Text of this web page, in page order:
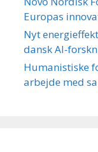
Europas
Nyt
dansk AI-
Humanistiske
arbejde med